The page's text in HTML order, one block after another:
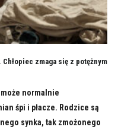
zmaga się z potężnym
normalnie
śpi i płacze. Rodzice są
synka, tak zmożonego